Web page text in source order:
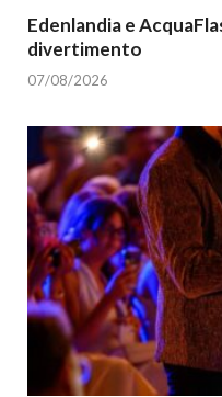
Edenlandia e
divertimento
07/08/2026